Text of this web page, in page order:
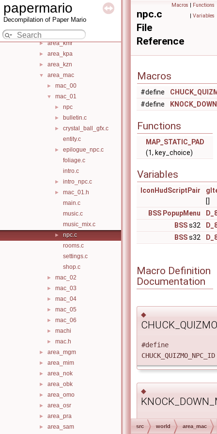
papermario
Decompilation of Paper Mario
► area_jan
► area_kgr
► area_kkj
► area_kmr
► area_kpa
► area_kzn
▼ area_mac
► mac_00
▼ mac_01
► npc
► bulletin.c
►
crystal_ball_gfx.c
entity.c
►
epilogue_npc.c
foliage.c
intro.c
► intro_npc.c
►
mac_01.h
main.c
music.c
music_mix.c
►
npc.c
rooms.c
settings.c
shop.c
► mac_02
► mac_03
► mac_04
► mac_05
► mac_06
► machi
► mac.h
► area_mgm
► area_mim
► area_nok
► area_obk
► area_omo
► area_osr
► area_pra
► area_sam
Macros | Functions
| Variables
npc.c
File
Reference
Macros
#define
#define
Functions
MAP_STATIC_PAD
(1, key_choice)
Variables
IconHudScriptPair
[]
BSS PopupMenu
BSSs32
BSSs32
Macro Definition
Documentation
◆
#define
◆
#define
src world area_mac